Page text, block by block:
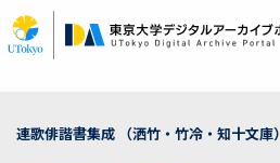
イ
ン
連歌俳諧書集成 （洒竹・竹冷・知十文庫）